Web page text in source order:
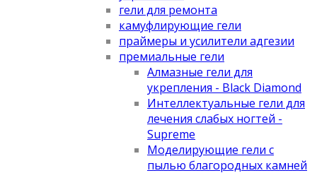
гели для ремонта
камуфлирующие гели
праймеры и усилители адгезии
премиальные гели
Алмазные гели для
укрепления - Black Diamond
Интеллектуальные гели для
лечения слабых ногтей -
Supreme
Моделирующие гели с
пылью благородных камней